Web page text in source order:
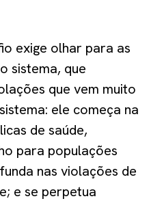
exige olhar para as
sistema, que
que vem muito
ele começa na
de saúde,
para populações
nas violações de
e se perpetua